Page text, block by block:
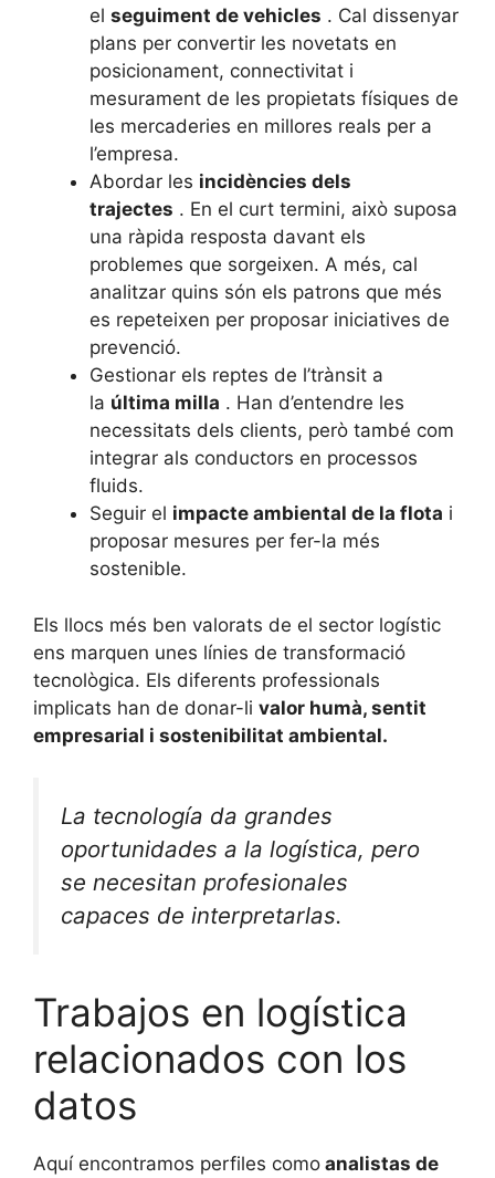
el seguiment de vehicles . Cal dissenyar
plans per convertir les novetats en
posicionament, connectivitat i
mesurament de les propietats físiques de
les mercaderies en millores reals per a
l’empresa.
Abordar les incidències dels
trajectes . En el curt termini, això suposa
una ràpida resposta davant els
problemes que sorgeixen. A més, cal
analitzar quins són els patrons que més
es repeteixen per proposar iniciatives de
prevenció.
Gestionar els reptes de l’trànsit a
la última milla . Han d’entendre les
necessitats dels clients, però també com
integrar als conductors en processos
fluids.
Seguir el impacte ambiental de la flota i
proposar mesures per fer-la més
sostenible.
Els llocs més ben valorats de el sector logístic
ens marquen unes línies de transformació
tecnològica. Els diferents professionals
implicats han de donar-li valor humà, sentit
empresarial i sostenibilitat ambiental.
La tecnología da grandes
oportunidades a la logística, pero
se necesitan profesionales
capaces de interpretarlas.
Trabajos en logística
relacionados con los
datos
Aquí encontramos perfiles como analistas de